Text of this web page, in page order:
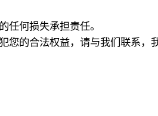
何损失承担责任。
的合法权益，请与我们联系，